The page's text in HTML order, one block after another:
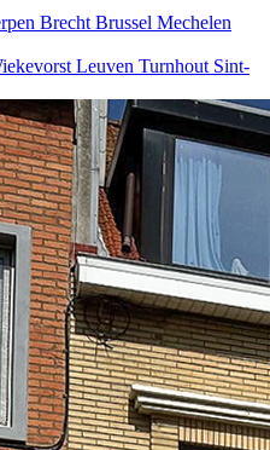
Brecht Brussel Mechelen
Leuven Turnhout Sint-